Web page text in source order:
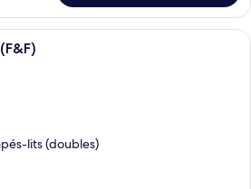
Un espace spa doté d'un jacuzzi, de
lits (doubles)